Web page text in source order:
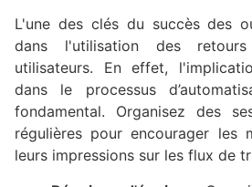
L'une des clés du succès des
dans l'utilisation des
utilisateurs. En effet,
dans le processus
fondamental. Organisez des
régulières pour encourager les
leurs impressions sur les flux de